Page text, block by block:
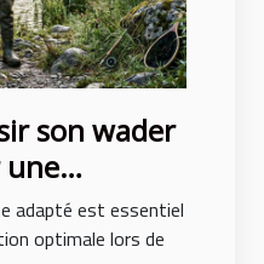
son wader
une
?
adapté est essentiel
optimale lors de